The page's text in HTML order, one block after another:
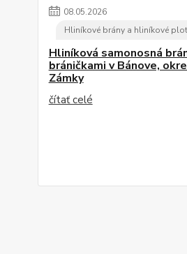
08.05.2026
Hliníkové brány a hliníkové
Hliníková samonosná
bráničkami v Bánove,
Zámky
čítať celé